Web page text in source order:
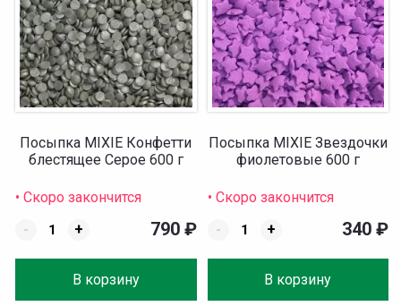
Посыпка MIXIE Конфетти
блестящее Серое 600 г
• Скоро закончится
-
+
В корзину
790 ₽
Посыпка MIXIE Звездочки
фиолетовые 600 г
• Скоро закончится
-
+
В корзину
340 ₽